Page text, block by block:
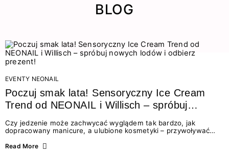
BLOG
EVENTY NEONAIL
Poczuj smak lata! Sensoryczny Ice Cream
Trend od NEONAIL i Willisch – spróbuj
nowych lodów i odbierz prezent!
Czy jedzenie może zachwycać wyglądem tak bardzo, jak
dopracowany manicure, a ulubione kosmetyki – przywoływać
świata beauty i oszałamiających deserów to coś więcej niż
Read More